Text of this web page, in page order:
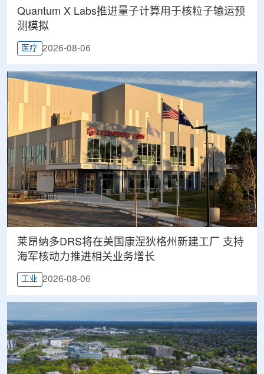
Quantum X Labs推进量子计算用于核粒子输运预
测模拟
医疗 2026-08-06
莱昂纳多DRS将在美国康涅狄格州新建工厂 支持
海军核动力推进相关业务增长
工业 2026-08-06